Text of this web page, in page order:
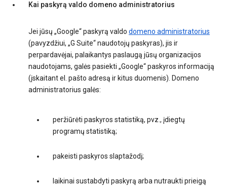
Kai paskyrą valdo domeno administratorius
Jei jūsų „Google“ paskyrą valdo domeno administratorius
(pavyzdžiui, „G Suite“ naudotojų paskyras), jis ir
perpardavėjai, palaikantys paslaugą jūsų organizacijos
naudotojams, galės pasiekti „Google“ paskyros informaciją
(įskaitant el. pašto adresą ir kitus duomenis). Domeno
administratorius galės:
peržiūrėti paskyros statistiką, pvz., įdiegtų
programų statistiką;
pakeisti paskyros slaptažodį;
laikinai sustabdyti paskyrą arba nutraukti prieigą